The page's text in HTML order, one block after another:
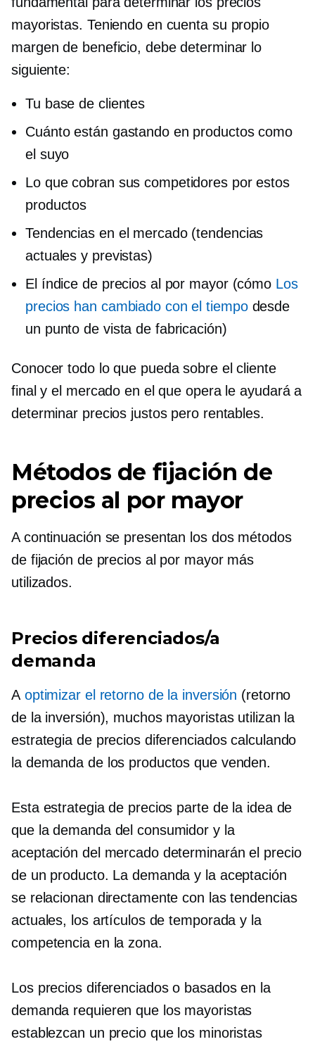
mayoristas. Teniendo en cuenta su propio
margen de beneficio, debe determinar lo
siguiente:
Tu base de clientes
Cuánto están gastando en productos como
el suyo
Lo que cobran sus competidores por estos
productos
Tendencias en el mercado (tendencias
actuales y previstas)
El índice de precios al por mayor (cómo Los
precios han cambiado con el tiempodesde
un punto de vista de fabricación)
Conocer todo lo que pueda sobre el cliente
final y el mercado en el que opera le ayudará a
determinar precios justos pero rentables.
Métodos de fijación de
precios al por mayor
A continuación se presentan los dos métodos
de fijación de precios al por mayor más
utilizados.
Precios diferenciados/a
demanda
A optimizar el retorno de la inversión (retorno
de la inversión), muchos mayoristas utilizan la
estrategia de precios diferenciados calculando
la demanda de los productos que venden.
Esta estrategia de precios parte de la idea de
que la demanda del consumidor y la
aceptación del mercado determinarán el precio
de un producto. La demanda y la aceptación
se relacionan directamente con las tendencias
actuales, los artículos de temporada y la
competencia en la zona.
Los precios diferenciados o basados ​​en la
demanda requieren que los mayoristas
establezcan un precio que los minoristas